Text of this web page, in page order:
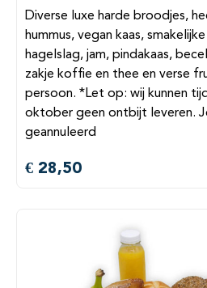
Diverse luxe harde broodjes,
hummus, vegan kaas,
hagelslag, jam, pindakaas,
zakje koffie en thee en verse
persoon. *Let op: wij kunnen
oktober geen ontbijt leveren.
geannuleerd
€ 28,50